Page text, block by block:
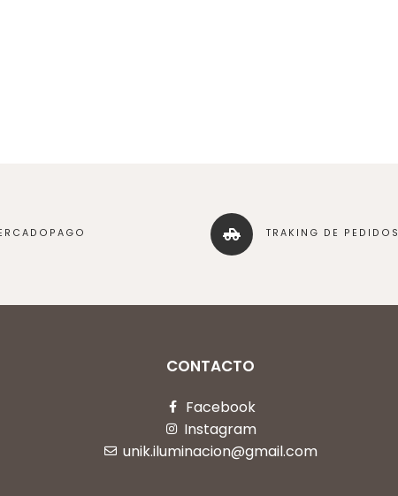
TRAKING DE PEDIDOS
CONTACTO
Facebook
Instagram
unik.iluminacion@gmail.com